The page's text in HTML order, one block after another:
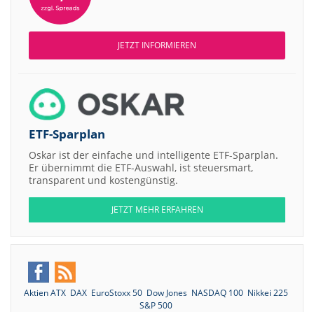
JETZT INFORMIEREN
ETF-Sparplan
Oskar ist der einfache und intelligente ETF-Sparplan.
Er übernimmt die ETF-Auswahl, ist steuersmart,
transparent und kostengünstig.
JETZT MEHR ERFAHREN
Aktien ATX DAX EuroStoxx 50 Dow Jones NASDAQ 100 Nikkei 225
S&P 500